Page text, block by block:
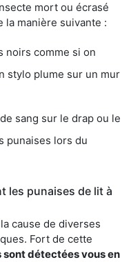
mort ou écrasé
la manière suivante :
noirs comme si on
stylo plume sur un mur
sang sur le drap ou le
punaises lors du
les punaises de lit à
cause de diverses
Fort de cette
sont détectées vous en